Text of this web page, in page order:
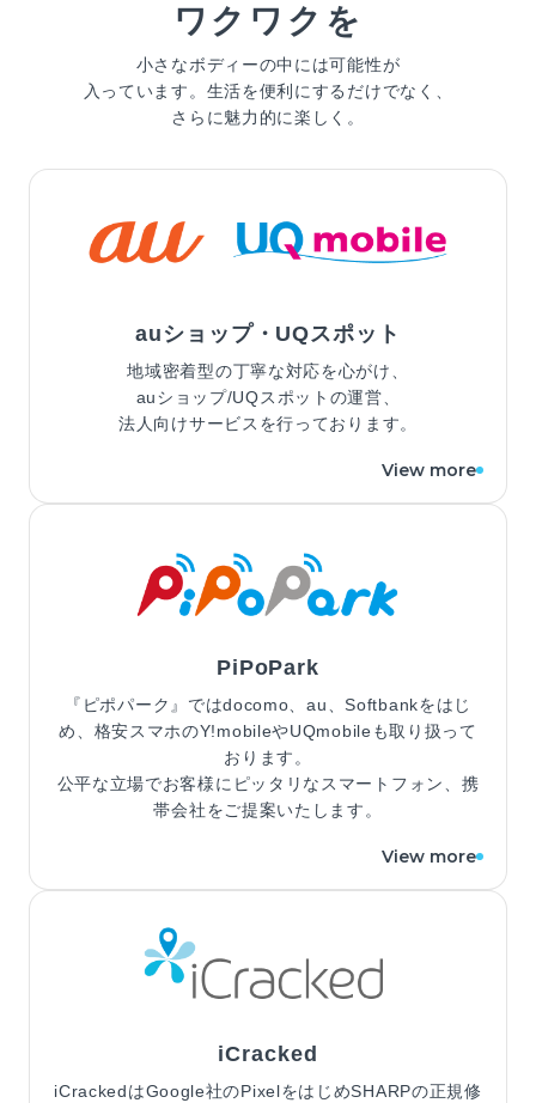
ワクワクを
小さなボディーの中には可能性が
入っています。 生活を便利にするだけでなく、
さらに魅力的に楽しく。
auショップ・UQスポット
地域密着型の丁寧な対応を心がけ、
auショップ/UQスポットの運営、
法人向けサービスを行っております。
View more
PiPoPark
『ピポパーク』ではdocomo、au、Softbankをはじ
め、格安スマホのY!mobileやUQmobileも取り扱って
おります。
公平な立場でお客様にピッタリなスマートフォン、携
帯会社をご提案いたします。
View more
iCracked
iCrackedはGoogle社のPixelをはじめSHARPの正規修